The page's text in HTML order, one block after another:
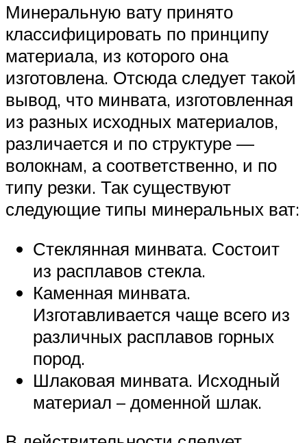
Минеральную вату принято
классифицировать по принципу
материала, из которого она
изготовлена. Отсюда следует такой
вывод, что минвата, изготовленная
из разных исходных материалов,
различается и по структуре —
волокнам, а соответственно, и по
типу резки. Так существуют
следующие типы минеральных ват:
Стеклянная минвата. Состоит
из расплавов стекла.
Каменная минвата.
Изготавливается чаще всего из
различных расплавов горных
пород.
Шлаковая минвата. Исходный
материал – доменной шлак.